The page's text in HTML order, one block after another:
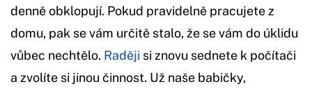
denně obklopují. Pokud pravidelně pracujete z
domu, pak se vám určitě stalo, že se vám do úklidu
vůbec nechtělo. Raději si znovu sednete k počítači
a zvolíte si jinou činnost. Už naše babičky,